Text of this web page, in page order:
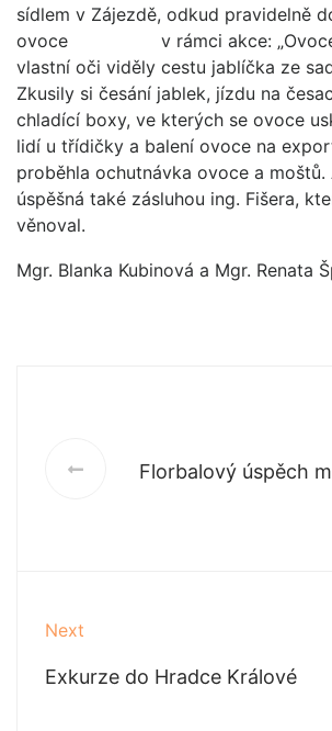
sídlem v Zájezdě, odkud pravidelně
ovoce v rámci akce: „Ovoce
vlastní oči viděly cestu jablíčka ze
Zkusily si česání jablek, jízdu na
chladící boxy, ve kterých se ovoce
lidí u třídičky a balení ovoce na
proběhla ochutnávka ovoce a moštů.
úspěšná také zásluhou ing. Fišera,
věnoval.
Mgr. Blanka Kubinová a Mgr. Renata
Florbalový úspěch
Next
Exkurze do Hradce Králové